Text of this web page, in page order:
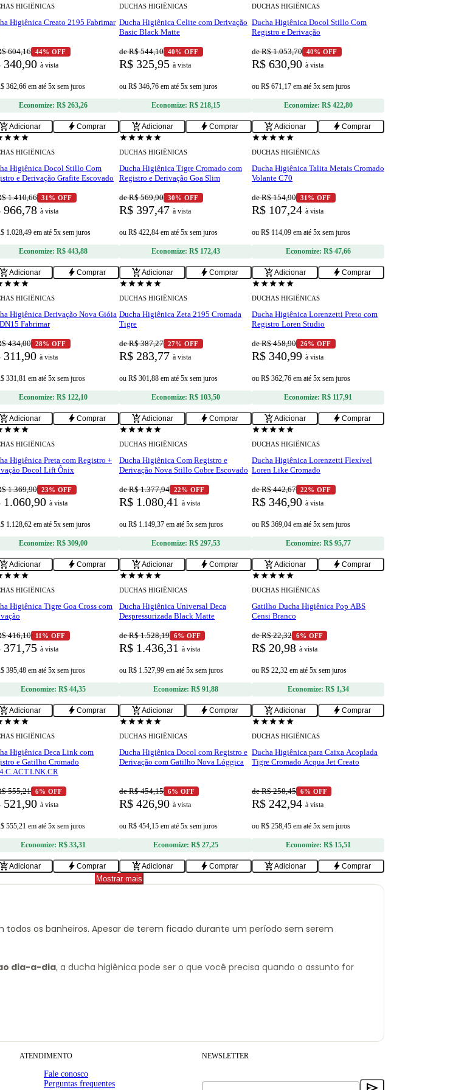
HIGIÊNICAS
Higiênica Creato 2195 Fabrimar
604,16 44% OFF
340,90 à vista
362,66 em até 5x sem juros
Economize: R$ 263,26
add_shopping_cartAdicionar bolt Comprar
DUCHAS HIGIÊNICAS
Ducha Higiênica Celite com Derivação
Basic Black Matte
de R$ 544,10 40% OFF
R$ 325,95 à vista
ou R$ 346,76 em até 5x sem juros
Economize: R$ 218,15
add_shopping_cartAdicionar bolt Comprar
DUCHAS HIGIÊNICAS
Ducha Higiênica Docol Stillo Com
Registro e Derivação
de R$ 1.053,70 40% OFF
R$ 630,90 à vista
ou R$ 671,17 em até 5x sem juros
Economize: R$ 422,80
add_shopping_cartAdicionar bolt Comprar
starstarstar
HIGIÊNICAS
Higiênica Docol Stillo Com
e Derivação Grafite Escovado
1.410,66 31% OFF
966,78 à vista
1.028,49 em até 5x sem juros
Economize: R$ 443,88
add_shopping_cartAdicionar bolt Comprar
starstarstarstarstar
DUCHAS HIGIÊNICAS
Ducha Higiênica Tigre Cromado com
Registro e Derivação Goa Slim
de R$ 569,90 30% OFF
R$ 397,47 à vista
ou R$ 422,84 em até 5x sem juros
Economize: R$ 172,43
add_shopping_cartAdicionar bolt Comprar
starstarstarstarstar
DUCHAS HIGIÊNICAS
Ducha Higiênica Talita Metais Cromado
Volante C70
de R$ 154,90 31% OFF
R$ 107,24 à vista
ou R$ 114,09 em até 5x sem juros
Economize: R$ 47,66
add_shopping_cartAdicionar bolt Comprar
starstarstar
HIGIÊNICAS
Higiênica Derivação Nova Gióia
Fabrimar
434,00 28% OFF
311,90 à vista
331,81 em até 5x sem juros
Economize: R$ 122,10
add_shopping_cartAdicionar bolt Comprar
starstarstarstarstar
DUCHAS HIGIÊNICAS
Ducha Higiênica Zeta 2195 Cromada
Tigre
de R$ 387,27 27% OFF
R$ 283,77 à vista
ou R$ 301,88 em até 5x sem juros
Economize: R$ 103,50
add_shopping_cartAdicionar bolt Comprar
starstarstarstarstar
DUCHAS HIGIÊNICAS
Ducha Higiênica Lorenzetti Preto com
Registro Loren Studio
de R$ 458,90 26% OFF
R$ 340,99 à vista
ou R$ 362,76 em até 5x sem juros
Economize: R$ 117,91
add_shopping_cartAdicionar bolt Comprar
starstarstar
HIGIÊNICAS
Higiênica Preta com Registro +
Docol Lift Ônix
1.369,90 23% OFF
1.060,90 à vista
1.128,62 em até 5x sem juros
Economize: R$ 309,00
add_shopping_cartAdicionar bolt Comprar
boltOferta Relâmpago
starstarstarstarstar
DUCHAS HIGIÊNICAS
Ducha Higiênica Com Registro e
Derivação Nova Stillo Cobre Escovado
de R$ 1.377,94 22% OFF
R$ 1.080,41 à vista
ou R$ 1.149,37 em até 5x sem juros
Economize: R$ 297,53
add_shopping_cartAdicionar bolt Comprar
starstarstarstarstar
DUCHAS HIGIÊNICAS
Ducha Higiênica Lorenzetti Flexível
Loren Like Cromado
de R$ 442,67 22% OFF
R$ 346,90 à vista
ou R$ 369,04 em até 5x sem juros
Economize: R$ 95,77
add_shopping_cartAdicionar bolt Comprar
starstarstar
HIGIÊNICAS
Higiênica Tigre Goa Cross com
416,10 11% OFF
371,75 à vista
395,48 em até 5x sem juros
Economize: R$ 44,35
add_shopping_cartAdicionar bolt Comprar
starstarstarstarstar
DUCHAS HIGIÊNICAS
Ducha Higiênica Universal Deca
Despressurizada Black Matte
de R$ 1.528,19 6% OFF
R$ 1.436,31 à vista
ou R$ 1.527,99 em até 5x sem juros
Economize: R$ 91,88
add_shopping_cartAdicionar bolt Comprar
starstarstarstarstar
DUCHAS HIGIÊNICAS
Gatilho Ducha Higiênica Pop ABS
Censi Branco
de R$ 22,32 6% OFF
R$ 20,98 à vista
ou R$ 22,32 em até 5x sem juros
Economize: R$ 1,34
add_shopping_cartAdicionar bolt Comprar
starstarstar
HIGIÊNICAS
Higiênica Deca Link com
e Gatilho Cromado
555,21 6% OFF
521,90 à vista
555,21 em até 5x sem juros
Economize: R$ 33,31
add_shopping_cartAdicionar bolt Comprar
starstarstarstarstar
DUCHAS HIGIÊNICAS
Ducha Higiênica Docol com Registro e
Derivação com Gatilho Nova Lóggica
de R$ 454,15 6% OFF
R$ 426,90 à vista
ou R$ 454,15 em até 5x sem juros
Economize: R$ 27,25
add_shopping_cartAdicionar bolt Comprar
starstarstarstarstar
DUCHAS HIGIÊNICAS
Ducha Higiênica para Caixa Acoplada
Tigre Cromado Acqua Jet Creato
de R$ 258,45 6% OFF
R$ 242,94 à vista
ou R$ 258,45 em até 5x sem juros
Economize: R$ 15,51
add_shopping_cartAdicionar bolt Comprar
Mostrar mais
os banheiros. Apesar de terem ficado durante um período sem serem
dia-a-dia, a ducha higiênica pode ser o que você precisa quando o assunto for
de elegância a mais ao seu banheiro.
Estilos de decoração: conheça os principais e identifique o seu
ATENDIMENTO
Fale conosco
Perguntas frequentes
NEWSLETTER